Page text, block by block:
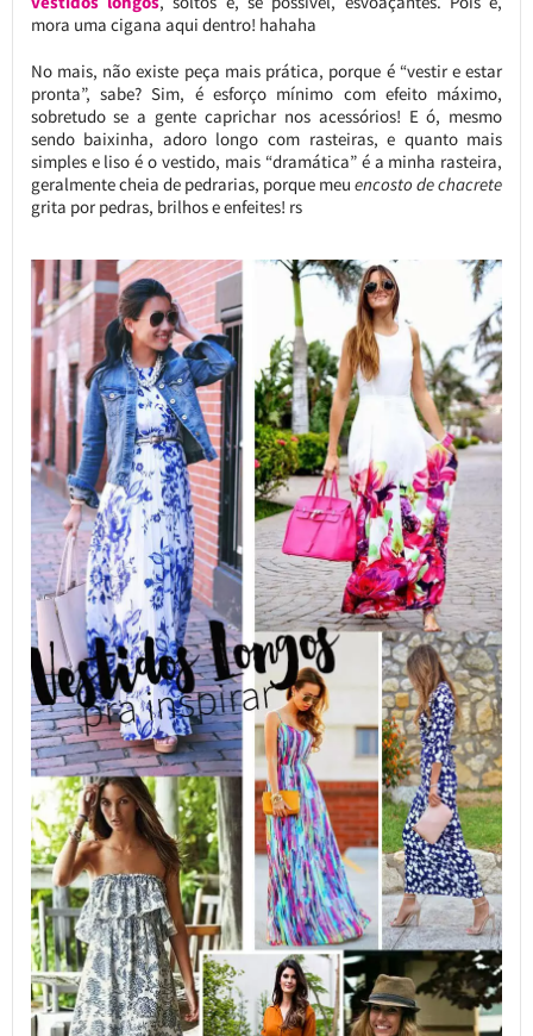
mora uma cigana aqui dentro! hahaha
No mais, não existe peça mais prática, porque é “vestir e estar
pronta”, sabe? Sim, é esforço mínimo com efeito máximo,
sobretudo se a gente caprichar nos acessórios! E ó, mesmo
sendo baixinha, adoro longo com rasteiras, e quanto mais
simples e liso é o vestido, mais “dramática” é a minha rasteira,
geralmente cheia de pedrarias, porque meuencosto de chacrete
grita por pedras, brilhos e enfeites! rs